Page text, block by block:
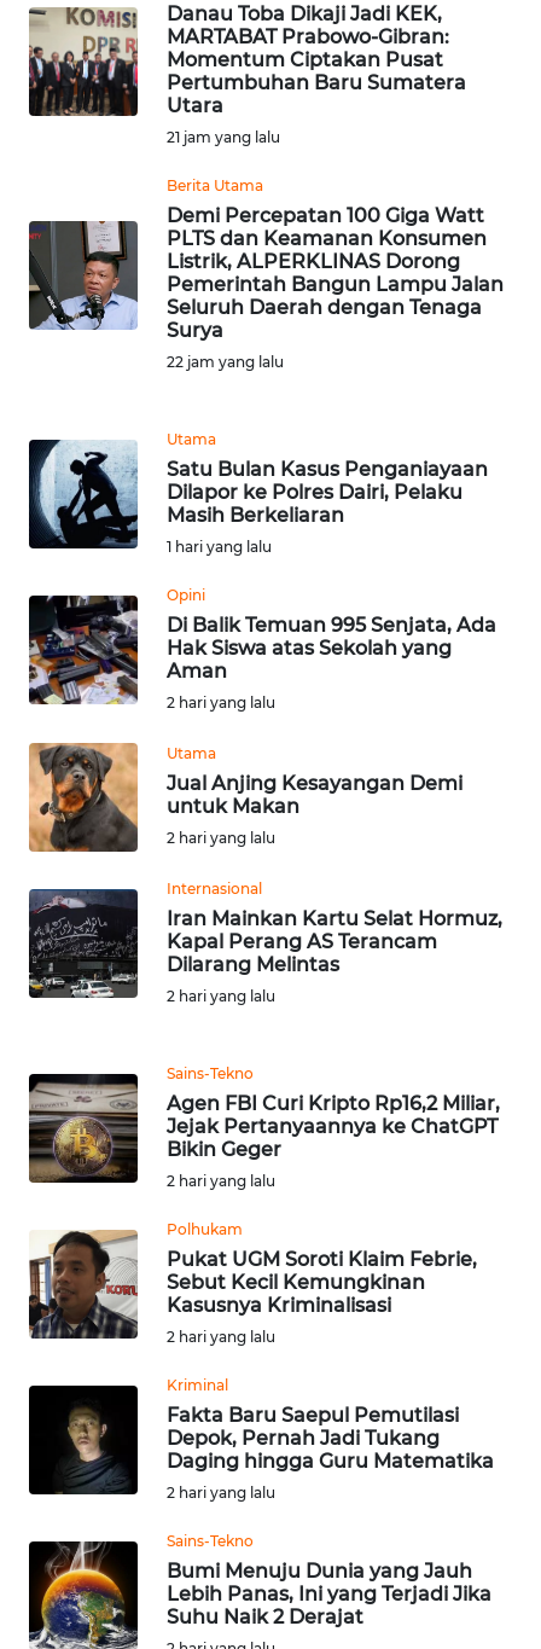
Danau Toba Dikaji Jadi KEK,
MARTABAT Prabowo-Gibran:
Momentum Ciptakan Pusat
Pertumbuhan Baru Sumatera
Utara
21 jam yang lalu
Berita Utama
Demi Percepatan 100 Giga Watt
PLTS dan Keamanan Konsumen
Listrik, ALPERKLINAS Dorong
Pemerintah Bangun Lampu Jalan
Seluruh Daerah dengan Tenaga
Surya
22 jam yang lalu
Utama
Satu Bulan Kasus Penganiayaan
Dilapor ke Polres Dairi, Pelaku
Masih Berkeliaran
1 hari yang lalu
Opini
Di Balik Temuan 995 Senjata, Ada
Hak Siswa atas Sekolah yang
Aman
2 hari yang lalu
Utama
Jual Anjing Kesayangan Demi
untuk Makan
2 hari yang lalu
Internasional
Iran Mainkan Kartu Selat Hormuz,
Kapal Perang AS Terancam
Dilarang Melintas
2 hari yang lalu
Sains-Tekno
Agen FBI Curi Kripto Rp16,2 Miliar,
Jejak Pertanyaannya ke ChatGPT
Bikin Geger
2 hari yang lalu
Polhukam
Pukat UGM Soroti Klaim Febrie,
Sebut Kecil Kemungkinan
Kasusnya Kriminalisasi
2 hari yang lalu
Kriminal
Fakta Baru Saepul Pemutilasi
Depok, Pernah Jadi Tukang
Daging hingga Guru Matematika
2 hari yang lalu
Sains-Tekno
Bumi Menuju Dunia yang Jauh
Lebih Panas, Ini yang Terjadi Jika
Suhu Naik 2 Derajat
RIAU
WN
SERAMBI
WN
SULTRA
WN
SULTENG
WN
WN
BABEL
SUMBAR
WN
SUMSEL
WN
BENGKULU
WN
WN
JATENG
WN
NUSANTARA
WN
JOGJA
WN
WN
BALI
KALBAR
WN
KALTENG